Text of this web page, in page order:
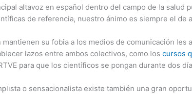
altavoz en español dentro del campo de la salud
de referencia, nuestro ánimo es siempre el de
su fobia a los medios de comunicación les
lazos entre ambos colectivos, como los cursos
para que los científicos se pongan durante dos
o sensacionalista existe también una gran